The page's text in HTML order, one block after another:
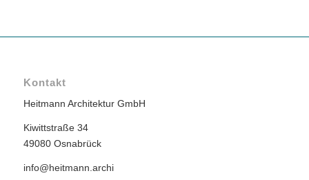
Kontakt
Heitmann Architektur GmbH
Kiwittstraße 34
49080 Osnabrück
info@heitmann.archi